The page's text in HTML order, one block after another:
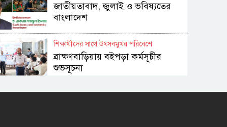
জাতীয়তাবাদ, জুলাই ও ভবিষ্যতের
বাংলাদেশ
শিক্ষার্থীদের সাথে উৎসবমুখর পরিবেশে
ব্রাক্ষণবাড়িয়ায় বইপড়া কর্মসূচীর
শুভসূচনা
মালয়েশিয়ায় মারামারি করে তিন